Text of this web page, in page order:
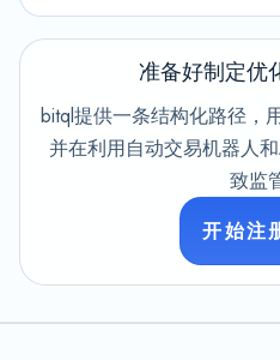
准备好制定优
bitql提供一条结构化路径，
并在利用自动交易机器人
致监
开始注